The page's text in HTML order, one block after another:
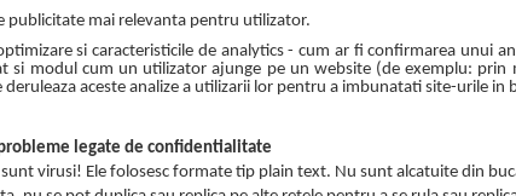
publicitate mai relevanta pentru utilizator.
si caracteristicile de analytics - cum ar fi confirmarea unui
si modul cum un utilizator ajunge pe un website (de exemplu:
deruleaza aceste analize a utilizarii lor pentru a imbunatati site-urile in
legate de confidentialitate
virusi! Ele folosesc formate tip plain text. Nu sunt alcatuite din